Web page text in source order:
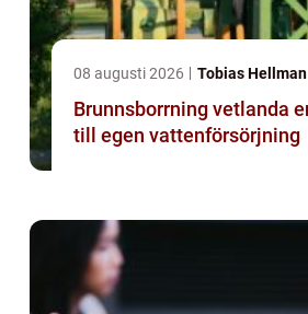
08 augusti 2026 Tobias Hellman
Brunnsborrning vetlanda en hållbar väg
till egen vattenförsörjning